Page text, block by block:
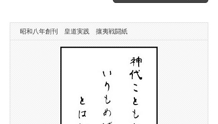
昭和八年創刊 皇道実践 攘夷戦闘紙